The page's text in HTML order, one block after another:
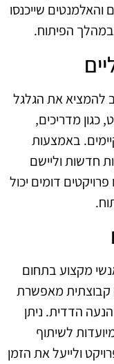
והאלמנטים שייכנסו
במהלך הפיתוח.
להמציא את הגלגל
מדריכים,
באמצעות
חדשות וליישם
דומים יכול
מקצוע בתחום
קבוצתית מאפשרת
הדדית. ניתן
לשיתוף
ולייעל את הזמן